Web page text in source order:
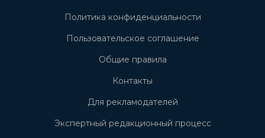
Политика конфиденциальности
Пользовательское соглашение
Общие правила
Контакты
Для рекламодателей
Экспертный редакционный процесс